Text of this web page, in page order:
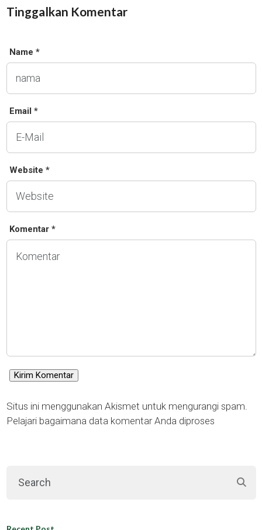
Tinggalkan Komentar
Name *
Email *
Website *
Komentar *
Situs ini menggunakan Akismet untuk mengurangi spam.
Pelajari bagaimana data komentar Anda diproses